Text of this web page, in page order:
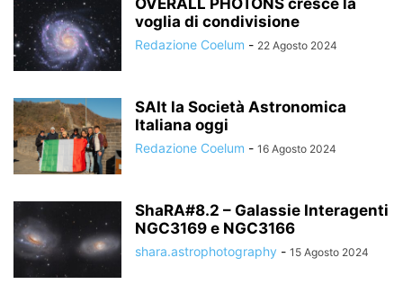
OVERALL PHOTONS cresce la
voglia di condivisione
Redazione Coelum - 22 Agosto 2024
SAIt la Società Astronomica
Italiana oggi
Redazione Coelum - 16 Agosto 2024
ShaRA#8.2 – Galassie Interagenti
NGC3169 e NGC3166
shara.astrophotography - 15 Agosto 2024